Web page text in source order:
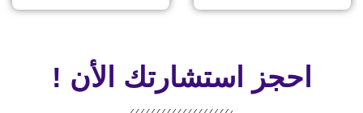
احجز استشارتك الأن !